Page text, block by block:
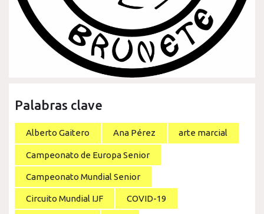
Palabras clave
Alberto Gaitero Ana Pérez arte marcial
Campeonato de Europa Senior
Campeonato Mundial Senior
Circuito Mundial IJF COVID-19